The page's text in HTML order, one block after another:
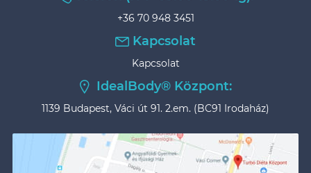
+36 70 948 3451
Kapcsolat
Kapcsolat
IdealBody® Központ:
1139 Budapest, Váci út 91. 2.em. (BC91 Irodaház)